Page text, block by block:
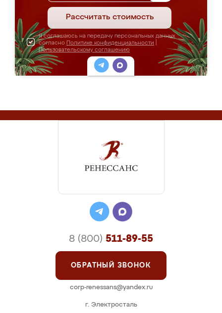
Рассчитать стоимость
Я соглашаюсь на передачу персональных данных
согласно Политике конфиденциальности
Пользовательскому соглашению
г. Электросталь
8 (800) 511-89-55
ОБРАТНЫЙ ЗВОНОК
corp-renessans@yandex.ru